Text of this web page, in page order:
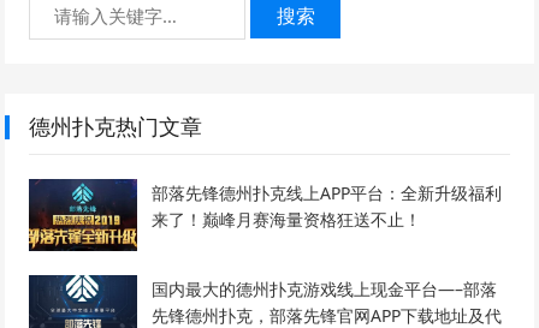
搜索
德州扑克热门文章
部落先锋德州扑克线上APP平台：全新升级福利
来了！巅峰月赛海量资格狂送不止！
国内最大的德州扑克游戏线上现金平台—–部落
先锋德州扑克，部落先锋官网APP下载地址及代